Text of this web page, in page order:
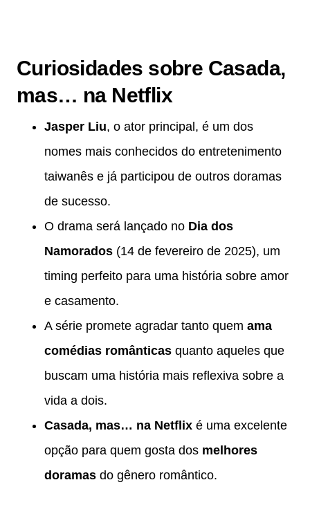
Curiosidades sobre Casada,
mas… na Netflix
Jasper Liu, o ator principal, é um dos
nomes mais conhecidos do entretenimento
taiwanês e já participou de outros doramas
de sucesso.
O drama será lançado no Dia dos
Namorados (14 de fevereiro de 2025), um
timing perfeito para uma história sobre amor
e casamento.
A série promete agradar tanto quem ama
comédias românticas quanto aqueles que
buscam uma história mais reflexiva sobre a
vida a dois.
Casada, mas… na Netflix é uma excelente
opção para quem gosta dos melhores
doramas do gênero romântico.